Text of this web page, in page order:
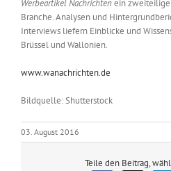
Wissen
Suche
Werbeartikel Nachrichtenein
Branche. Analysen und
Interviews liefern Einblicke und
Brüssel und Wallonien.
www.wanachrichten.de
Bildquelle: Shutterstock
03. August 2016
Teile den Beitrag,